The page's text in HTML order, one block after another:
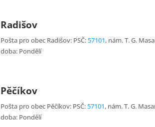
Radišov
Pošta pro obec Radišov: PSČ:57101, nám. T. G.
doba: Pondělí
Pěčíkov
Pošta pro obec Pěčíkov: PSČ:57101, nám. T. G.
doba: Pondělí